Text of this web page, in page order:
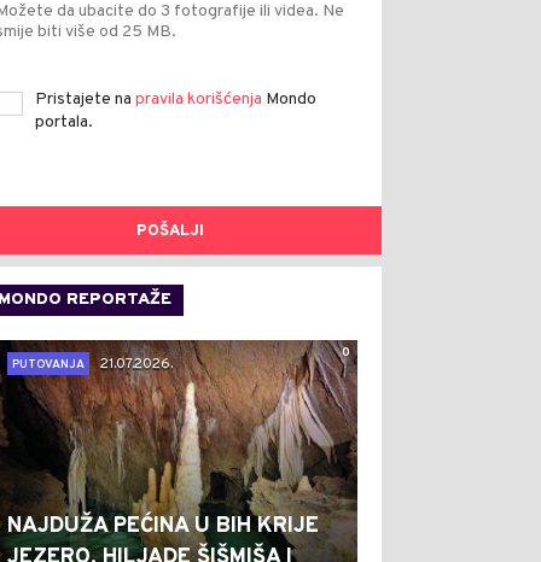
da ubacite do 3 fotografije ili videa. Ne
biti više od 25 MB.
Pristajete na pravila korišćenja Mondo
portala.
POŠALJI
MONDO REPORTAŽE
0
PUTOVANJA
21.07.2026.
NAJDUŽA PEĆINA U BIH KRIJE